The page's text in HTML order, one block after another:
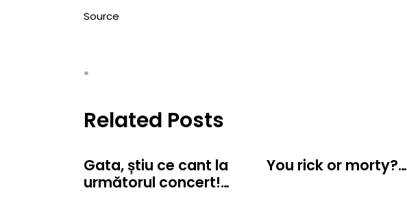
Source
*
Related Posts
Gata, știu ce cant la
următorul concert!…
You rick or morty?…